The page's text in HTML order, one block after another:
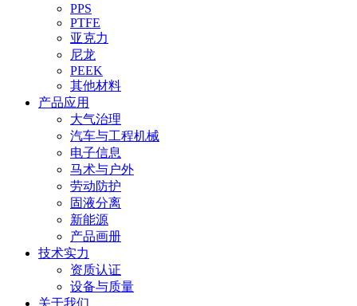
PPS
PTFE
亚克力
尼龙
PEEK
其他材料
产品应用
大气治理
汽车与工程机械
电子信息
马术与户外
劳动防护
固液分离
新能源
产品画册
技术实力
资质认证
设备与质量
关于我们